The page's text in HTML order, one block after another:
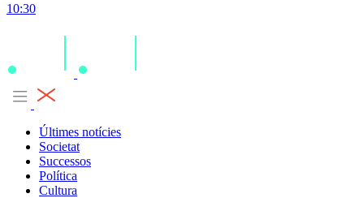
10:30
Últimes notícies
Societat
Successos
Política
Cultura